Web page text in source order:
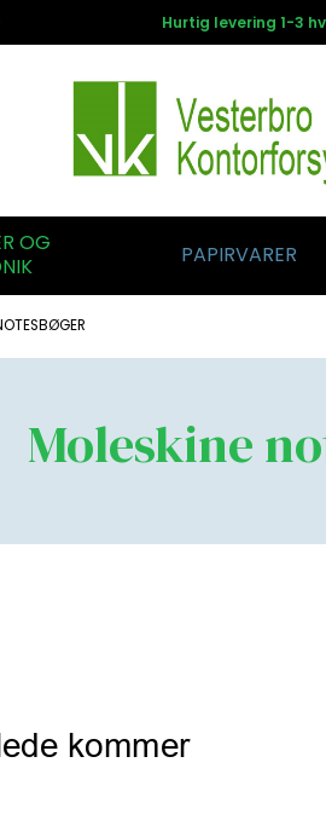
Hurtig levering 1-3
OG
PAPIRVARER
Moleskine